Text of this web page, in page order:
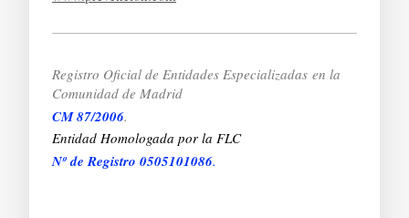
Registro Oficial de Entidades Especializadas en la
Comunidad de Madrid
CM 87/2006.
Entidad Homologada por la FLC
Nº de Registro 0505101086.